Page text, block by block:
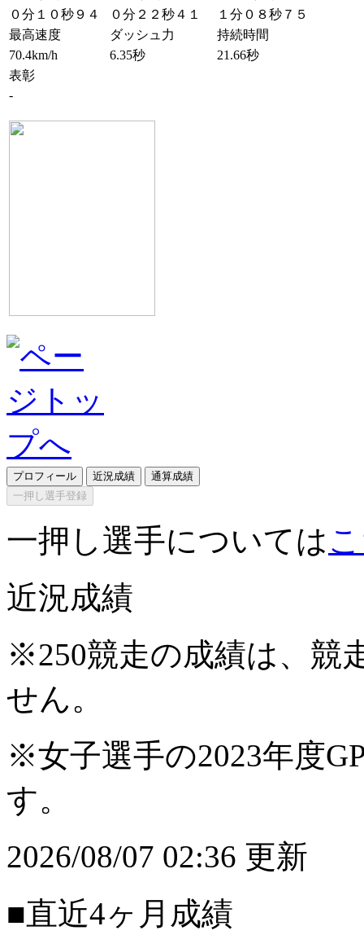
０分１０秒９４
０分２２秒４１
１分０８秒７５
最高速度
ダッシュ力
持続時間
70.4km/h
6.35秒
21.66秒
表彰
-
プロフィール 近況成績
通算成績
一押し選手登録
一押し選手については
近況成績
※250競走の成績は、競
せん。
※女子選手の2023年度
す。
2026/08/07 02:36 更新
■直近4ヶ月成績